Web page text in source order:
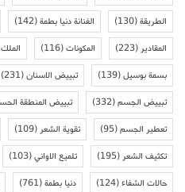
الطريقة(130) الفنانة دنيا بطمة(142)
المقادير(223) المكونات(116)
بسمة بوسيل(139) تبييض الاسنان(231)
تبييض الجسم(332) تبييض المنطقة
تعطير الجسم(95) تقوية الشعر(109)
تكثيف الشعر(195) تلميع الاواني(103)
حالات الشفاء(124) دنيا بطمة(761)